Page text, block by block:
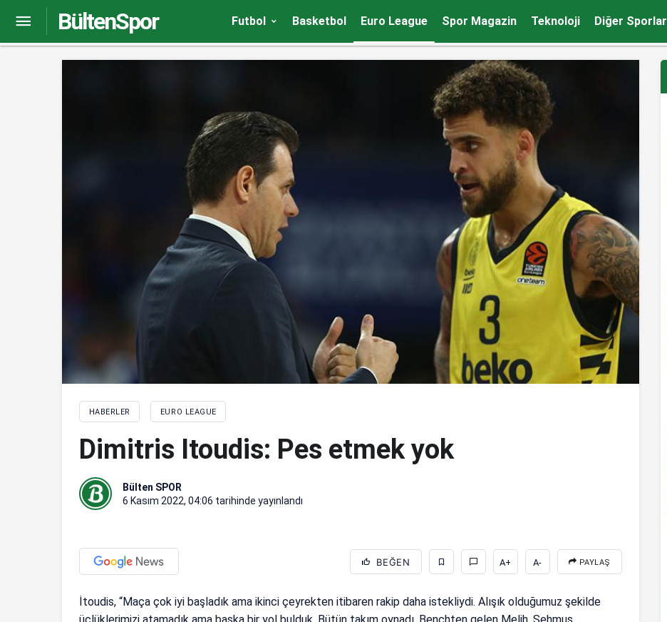
BültenSpor Futbol Basketbol Euro League Spor Magazin Teknoloji Diğer Sporlar
HABERLER EURO LEAGUE
Dimitris Itoudis: Pes etmek yok
Bülten SPOR
6 Kasım 2022, 04:06 tarihinde yayınlandı
BEĞEN A+ A- PAYLAŞ
İtoudis, “Maça çok iyi başladık ama ikinci çeyrekten itibaren rakip daha istekliydi. Alışık olduğumuz şekilde
Ergin Ataman: Geçtiğimiz sezonla kıyaslamanın bir anlamı yok